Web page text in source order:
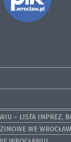
– LISTA IMPREZ,
WE